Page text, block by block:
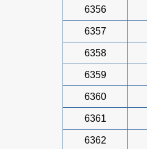
6356
6357
6358
6359
6360
6361
6362